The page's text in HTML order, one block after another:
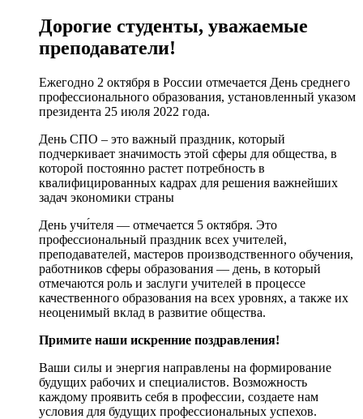
Дорогие студенты, уважаемые
преподаватели!
Ежегодно 2 октября в России отмечается День среднего
профессионального образования, установленный указом
президента 25 июля 2022 года.
День СПО – это важный праздник, который
подчеркивает значимость этой сферы для общества, в
которой постоянно растет потребность в
квалифицированных кадрах для решения важнейших
задач экономики страны
День учи́теля — отмечается 5 октября. Это
профессиональный праздник всех учителей,
преподавателей, мастеров производственного обучения,
работников сферы образования — день, в который
отмечаются роль и заслуги учителей в процессе
качественного образования на всех уровнях, а также их
неоценимый вклад в развитие общества.
Примите наши искренние поздравления!
Ваши силы и энергия направлены на формирование
будущих рабочих и специалистов. Возможность
каждому проявить себя в профессии, создаете нам
условия для будущих профессиональных успехов.